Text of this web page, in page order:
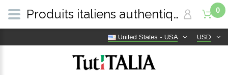
USD
United States - USA
0
Produits italiens authentiques, livraison gratuite dans le monde entier | TutITALIA